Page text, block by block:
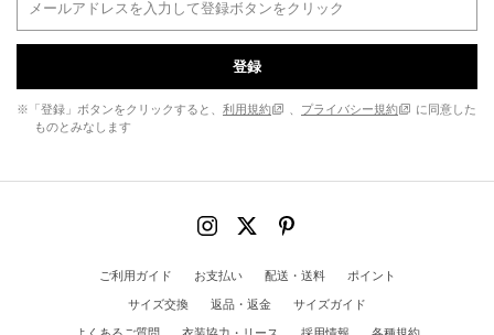
登録
※「登録」ボタンをクリックすると、 利用規約 、 プライバシー規約
に同意した
ものとみなします
ご利用ガイド お支払い 配送・送料
ポイント
サイズ交換
返品・返金
サイズガイド